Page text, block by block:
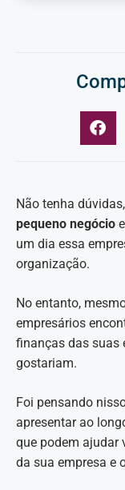
Não tenha
pequeno negócio
um dia essa
organização.
No entanto,
empresários
finanças das suas
gostariam.
Foi pensando
apresentar ao
que podem ajudar
da sua empresa e